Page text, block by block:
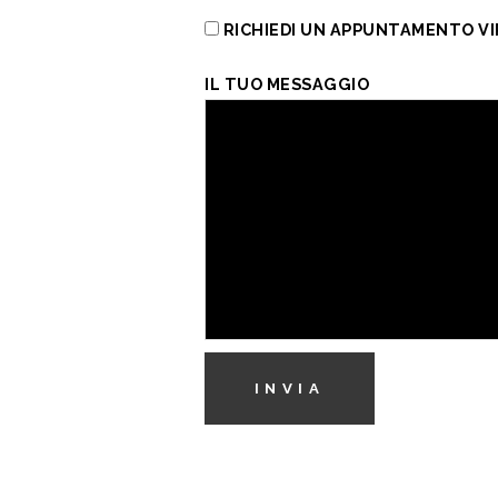
RICHIEDI UN APPUNTAMENTO
IL TUO MESSAGGIO